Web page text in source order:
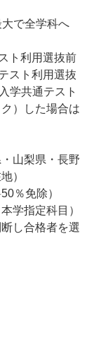
大で全学科へ
ト利用選抜前
スト利用選抜
学共通テスト
）した場合は
山梨県・長野
）
％免除）
学指定科目）
し合格者を選